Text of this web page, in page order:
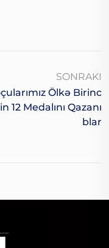
SONRAKI
Ölkə Birinc
12 Medalını Qazanı
Blar